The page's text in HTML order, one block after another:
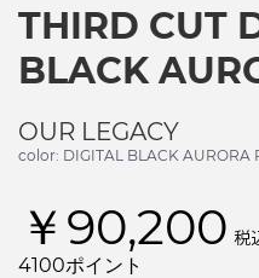
THIRD CUT
BLACK
OUR LEGACY
color: DIGITAL BLACK AURORA
￥90,200 税
4100ポイント